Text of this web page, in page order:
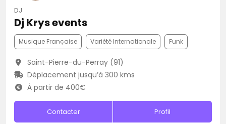
DJ
Dj Krys events
Musique Française Variété Internationale Funk
Saint-Pierre-du-Perray (91)
Déplacement jusqu’à 300 kms
À partir de 400€
Contacter Profil